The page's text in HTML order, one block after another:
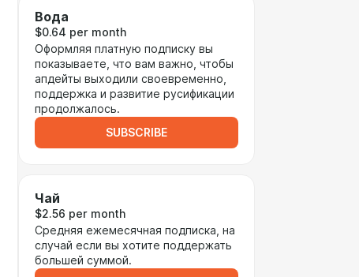
Вода
$0.64 per month
Оформляя платную подписку вы
показываете, что вам важно, чтобы
апдейты выходили своевременно,
поддержка и развитие русификации
продолжалось.
SUBSCRIBE
Чай
$2.56 per month
Средняя ежемесячная подписка, на
случай если вы хотите поддержать
большей суммой.